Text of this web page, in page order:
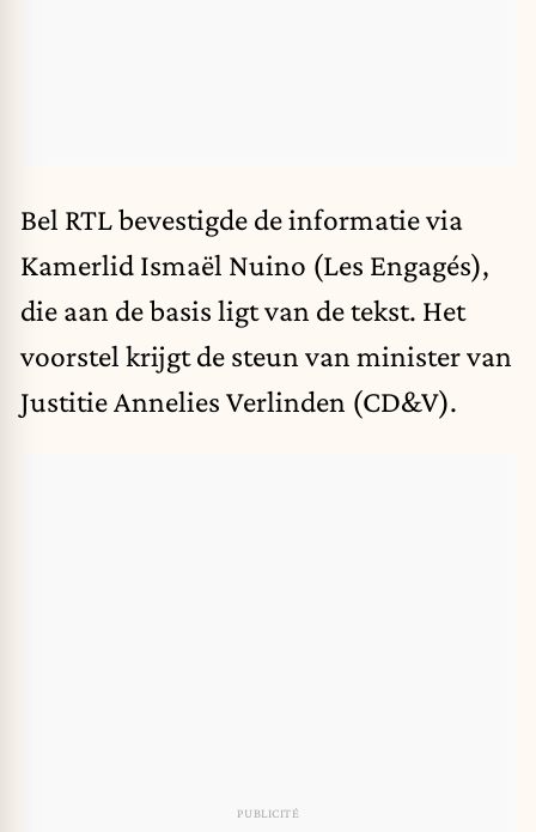
Bel RTL bevestigde de informatie via
Kamerlid Ismaël Nuino (Les Engagés),
die aan de basis ligt van de tekst. Het
voorstel krijgt de steun van minister van
Justitie Annelies Verlinden (CD&V).